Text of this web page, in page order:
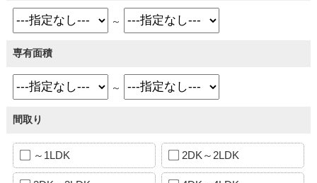
～
専有面積
～
間取り
～1LDK 2DK～2LDK